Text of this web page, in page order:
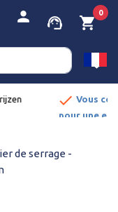
person support_agent shopping_cart
0
de serrage -
